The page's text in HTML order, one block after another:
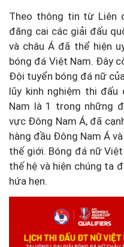
Theo thông tin từ Liên
đăng cai các giải đấu
và châu Á đã thể hiện
bóng đá Việt Nam. Đây
Đội tuyển bóng đá nữ
lũy kinh nghiệm thi
Nam là 1 trong những
vực Đông Nam Á, đã
hàng đầu Đông Nam Á
thế giới. Bóng đá nữ
thế hệ và hiện chúng ta
hứa hẹn.